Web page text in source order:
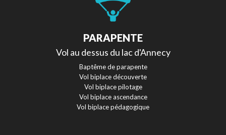
PARAPENTE
Vol au dessus du lac d'Annecy
Baptême de parapente
Vol biplace découverte
Vol biplace pilotage
Vol biplace ascendance
Vol biplace pédagogique